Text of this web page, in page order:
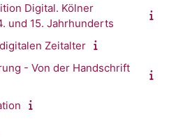
Digital. Kölner
und 15. Jahrhunderts
Zeitalter
- Von der Handschrift